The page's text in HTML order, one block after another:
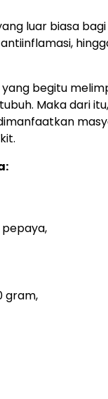
luar biasa bagi
begitu
Maka dari
pepaya,
gram,